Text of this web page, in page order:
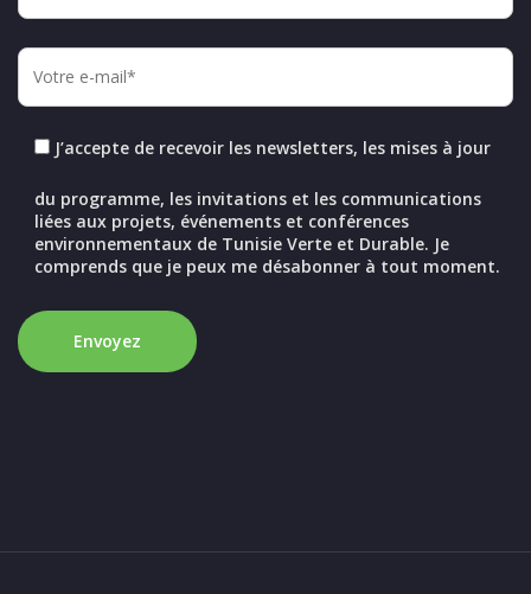
J’accepte de recevoir les newsletters, les mises à jour
du programme, les invitations et les communications
liées aux projets, événements et conférences
environnementaux de Tunisie Verte et Durable. Je
comprends que je peux me désabonner à tout moment.